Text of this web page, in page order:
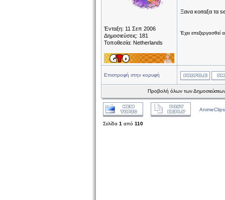
Ένταξη: 11 Σεπ 2006
Δημοσιεύσεις: 181
Τοποθεσία: Netherlands
Ξανα κοιταξα τα
Έχει
Επιστροφή στην κορυφή
Προβολή όλων των
Σελίδα 1 από 110